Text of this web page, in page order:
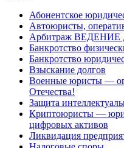
Абонентское
Автоюристы,
Арбитраж
Банкротство
Банкротство
Взыскание долгов
Военные юристы —
Отечества!
Защита
Криптоюристы —
цифровых активов
Ликвидация